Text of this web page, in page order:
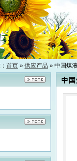
首页 » 供应产品 » 中国煤
中